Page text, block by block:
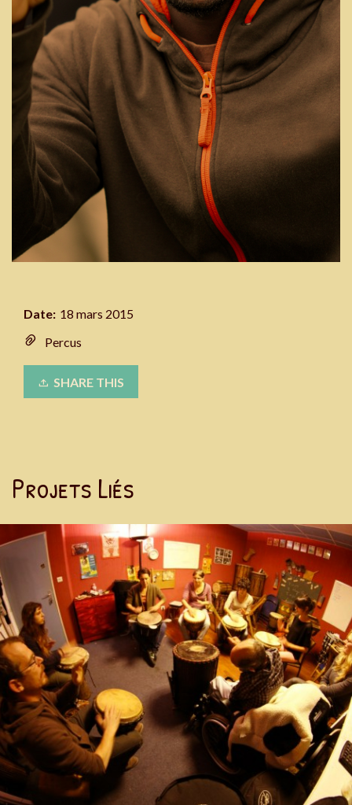
Date: 18 mars 2015
Percus
SHARE THIS
Projets Liés